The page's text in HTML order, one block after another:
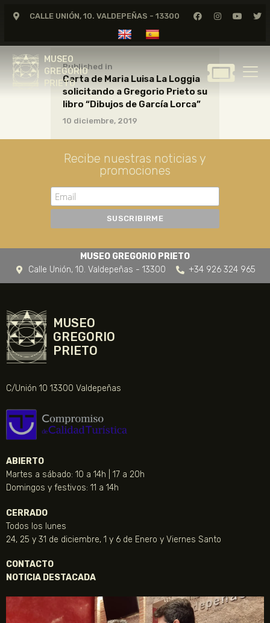
CALLE UNIÓN, 10. VALDEPEÑAS - 13300
MUSEO
GREGORIO
PRIETO
MUSEO
GREGORIO
GREGORIO PRIETO
MUSEO
ARCHIVO
CERTAMEN DE DIBUJO
FUNDACIÓN
TIENDA
NOTICIAS
Published in
Carta de Maria Luisa La Loggia
solicitando a Gregorio Prieto su
libro “Dibujos de García Lorca”
10 diciembre, 2019
Recibe nuestras noticias y
promociones
MUSEO GREGORIO PRIETO
Calle Unión, 10. Valdepeñas - 13300
+34 926 324 965
MUSEO
GREGORIO
PRIETO
C/Unión 10 13300 Valdepeñas
ABIERTO
Martes a sábado: 10 a 14h | 17 a 20h
Domingos y festivos: 11 a 14h
CERRADO
Todos los lunes
24, 25 y 31 de diciembre, 1 y 6 de Enero y Viernes Santo
CONTACTO
NOTICIA DESTACADA